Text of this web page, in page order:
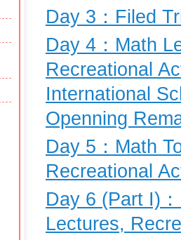
Day 3：Filed
Day 4：Math
Recreational
International
Openning
Day 5：Math
Recreational
Day 6 (Part I)
Lectures,